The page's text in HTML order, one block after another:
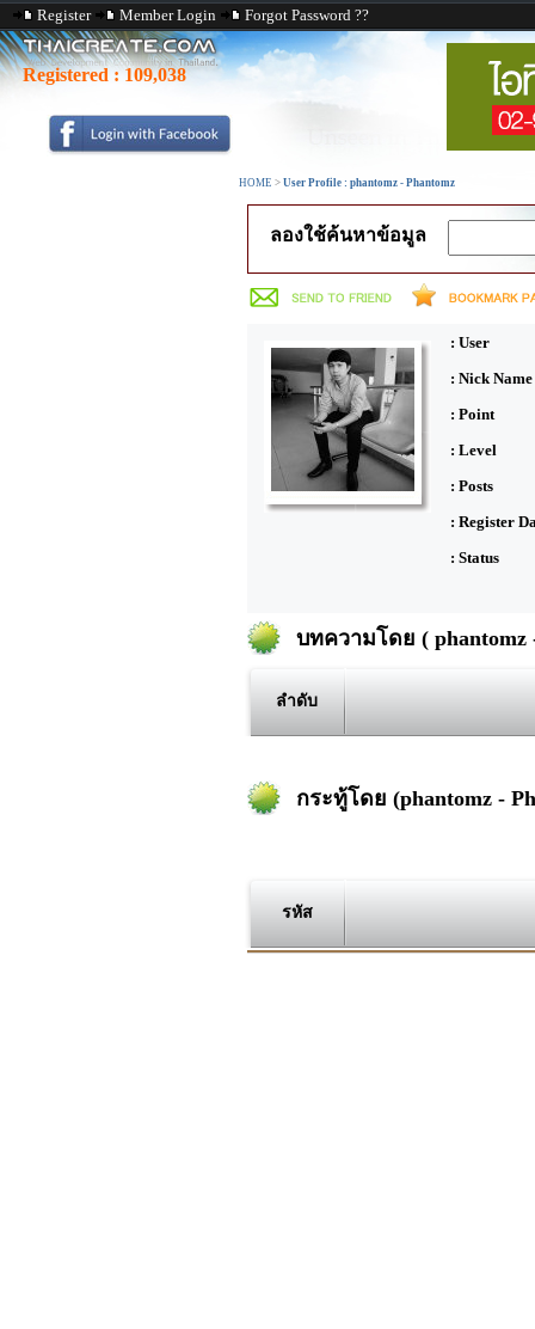
Register Member Login Forgot Password ??
Registered : 109,038
HOME > User Profile : phantomz - Phantomz
ลองใช้ค้นหาข้อมูล
: User
: Nick Name
: Point
: Level
: Posts
: Register
: Status
บทความโดย ( phantomz
ลำดับ
กระทู้โดย (phantomz -
รหัส